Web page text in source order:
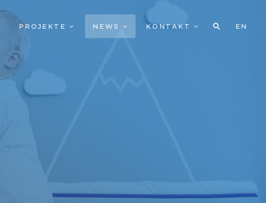
PROJEKTE NEWS KONTAKT EN